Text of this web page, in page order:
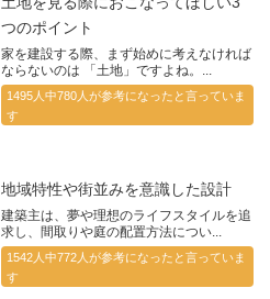
つのポイント
家を建設する際、まず始めに考えなければ
ならないのは 「土地」ですよね。...
1495人中780人が参考になったと言っていま
す
地域特性や街並みを意識した設計
建築主は、夢や理想のライフスタイルを追
求し、間取りや庭の配置方法につい...
1542人中772人が参考になったと言っていま
す